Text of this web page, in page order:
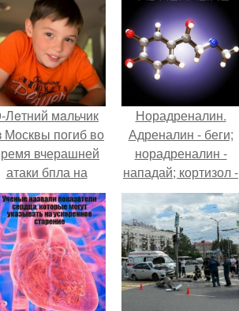
Лeтний мaльчик
Москвы погиб во
вчерашней
атаки бпла на
пляже под
Геленджиком.
Норадреналин.
Адреналин - беги;
норадреналин -
нападай; кортизол -
замри.